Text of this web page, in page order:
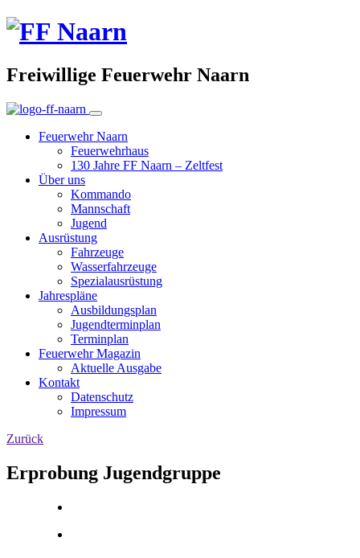
Freiwillige Feuerwehr Naarn
Feuerwehr Naarn
Feuerwehrhaus
130 Jahre FF Naarn – Zeltfest
Über uns
Kommando
Mannschaft
Jugend
Ausrüstung
Fahrzeuge
Wasserfahrzeuge
Spezialausrüstung
Jahrespläne
Ausbildungsplan
Jugendterminplan
Terminplan
Feuerwehr Magazin
Aktuelle Ausgabe
Kontakt
Datenschutz
Impressum
Zurück
Erprobung Jugendgruppe